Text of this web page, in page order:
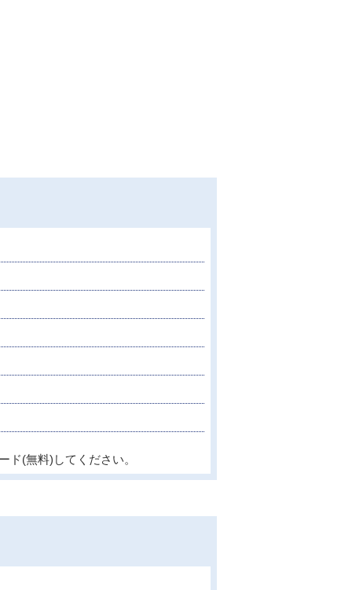
ド(無料)してください。